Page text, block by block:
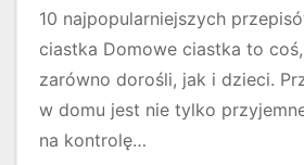
10 najpopularniejszych
ciastka Domowe ciastka to
zarówno dorośli, jak i dzieci.
w domu jest nie tylko
na kontrolę…